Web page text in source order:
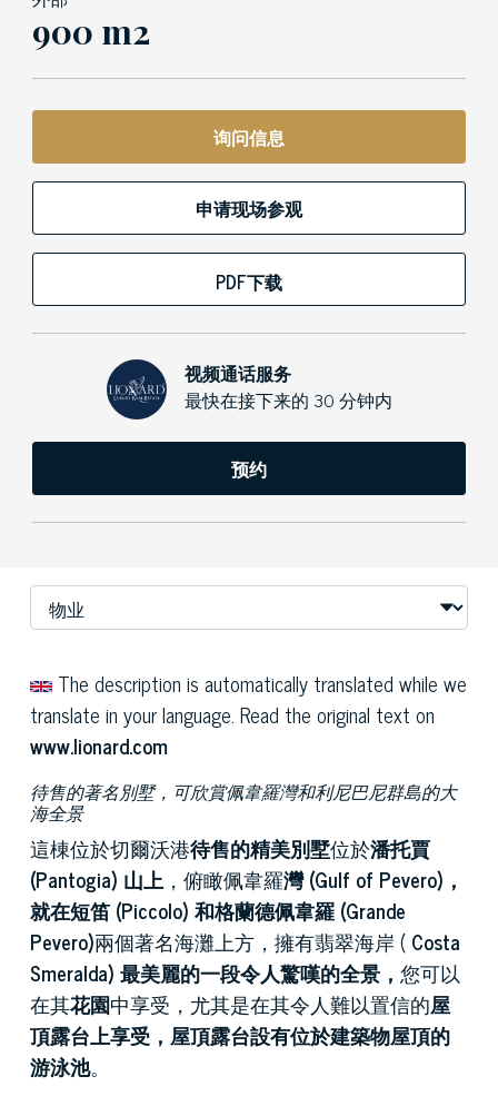
900 m2
询问信息
申请现场参观
PDF下载
视频通话服务
最快在接下来的 30 分钟内
预约
The description is automatically translated while we
translate in your language. Read the original text on
www.lionard.com
待售的著名別墅，可欣賞佩韋羅灣和利尼巴尼群島的大
海全景
這棟位於切爾沃港待售的精美別墅位於潘托賈
(Pantogia) 山上 ，俯瞰佩韋羅灣 (Gulf of Pevero)，
就在短笛 (Piccolo) 和格蘭德佩韋羅 (Grande
Pevero)兩個著名海灘上方，擁有翡翠海岸 ( Costa
Smeralda) 最美麗的一段令人驚嘆的全景， 您可以
在其花園中享受，尤其是在其令人難以置信的屋
頂露台上享受，屋頂露台設有位於建築物屋頂的
游泳池。